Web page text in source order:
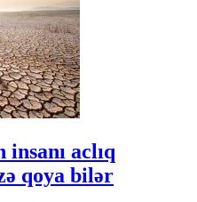
aclıq
qoya bilər